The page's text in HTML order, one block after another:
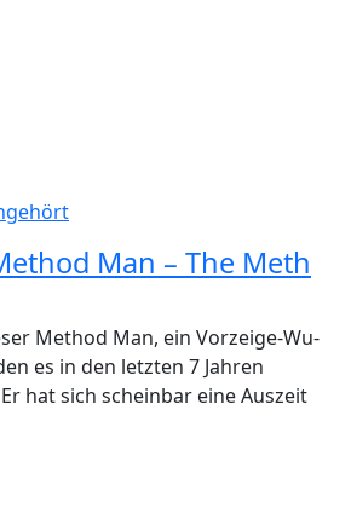
Man – The Meth
Method Man, ein Vorzeige-Wu-
es in den letzten 7 Jahren
hat sich scheinbar eine Auszeit